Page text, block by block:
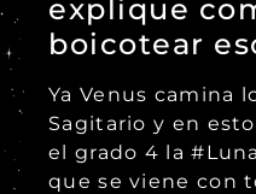
explique
boicotear
Ya Venus camina
Sagitario y en
el grado 4 la
que se viene con